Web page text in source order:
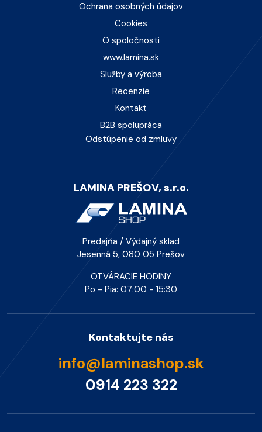
Ochrana osobných údajov
Cookies
O spoločnosti
www.lamina.sk
Služby a výroba
Recenzie
Kontakt
B2B spolupráca
Odstúpenie od zmluvy
LAMINA PREŠOV, s.r.o.
Predajňa / Výdajný sklad
Jesenná 5, 080 05 Prešov
OTVÁRACIE HODINY
Po - Pia: 07:00 - 15:30
Kontaktujte nás
info@laminashop.sk
0914 223 322